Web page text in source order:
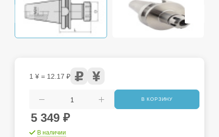
5 349 ₽
В наличии
1 ¥ = 12.17 ₽
В КОРЗИНУ